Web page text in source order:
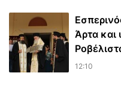
Άρτα και
12:10